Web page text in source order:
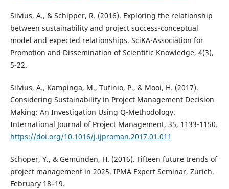
Silvius, A., & Schipper, R. (2016). Exploring the relationship
between sustainability and project success-conceptual
model and expected relationships. SciKA-Association for
Promotion and Dissemination of Scientific Knowledge, 4(3),
5-22.
Silvius, A., Kampinga, M., Tufinio, P., & Mooi, H. (2017).
Considering Sustainability in Project Management Decision
Making: An Investigation Using Q-Methodology.
International Journal of Project Management, 35, 1133-1150.
https://doi.org/10.1016/j.ijproman.2017.01.011
Schoper, Y., & Gemünden, H. (2016). Fifteen future trends of
project management in 2025. IPMA Expert Seminar, Zurich.
February 18–19.